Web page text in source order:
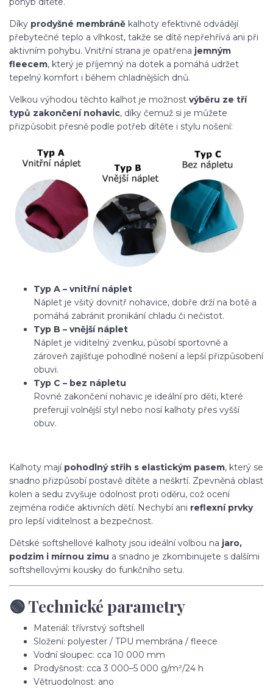
Díky prodyšné membráně kalhoty efektivně odvádějí
přebytečné teplo a vlhkost, takže se dítě nepřehřívá ani při
aktivním pohybu. Vnitřní strana je opatřena jemným
fleecem, který je příjemný na dotek a pomáhá udržet
tepelný komfort i během chladnějších dnů.
Velkou výhodou těchto kalhot je možnost výběru ze tří
typů zakončení nohavic, díky čemuž si je můžete
přizpůsobit přesně podle potřeb dítěte i stylu nošení:
Typ A – vnitřní náplet
Náplet je všitý dovnitř nohavice, dobře drží na botě a
pomáhá zabránit pronikání chladu či nečistot.
Typ B – vnější náplet
Náplet je viditelný zvenku, působí sportovně a
zároveň zajišťuje pohodlné nošení a lepší přizpůsobení
obuvi.
Typ C – bez nápletu
Rovné zakončení nohavic je ideální pro děti, které
preferují volnější styl nebo nosí kalhoty přes vyšší
obuv.
Kalhoty mají pohodlný střih s elastickým pasem, který se
snadno přizpůsobí postavě dítěte a neškrtí. Zpevněná oblast
kolen a sedu zvyšuje odolnost proti oděru, což ocení
zejména rodiče aktivních dětí. Nechybí ani reflexní prvky
pro lepší viditelnost a bezpečnost.
Dětské softshellové kalhoty jsou ideální volbou na jaro,
podzim i mírnou zimu a snadno je zkombinujete s dalšími
softshellovými kousky do funkčního setu.
🟢 Technické parametry
Materiál: třívrstvý softshell
Složení: polyester / TPU membrána / fleece
Vodní sloupec: cca 10 000 mm
Prodyšnost: cca 3 000–5 000 g/m²/24 h
Větruodolnost: ano